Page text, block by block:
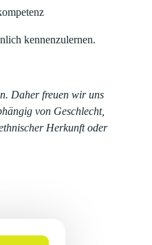
kennenzulernen.
Daher freuen wir uns
von Geschlecht,
Herkunft oder